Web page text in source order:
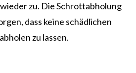
zu. Die Schrottabholung
dass keine schädlichen
zu lassen.